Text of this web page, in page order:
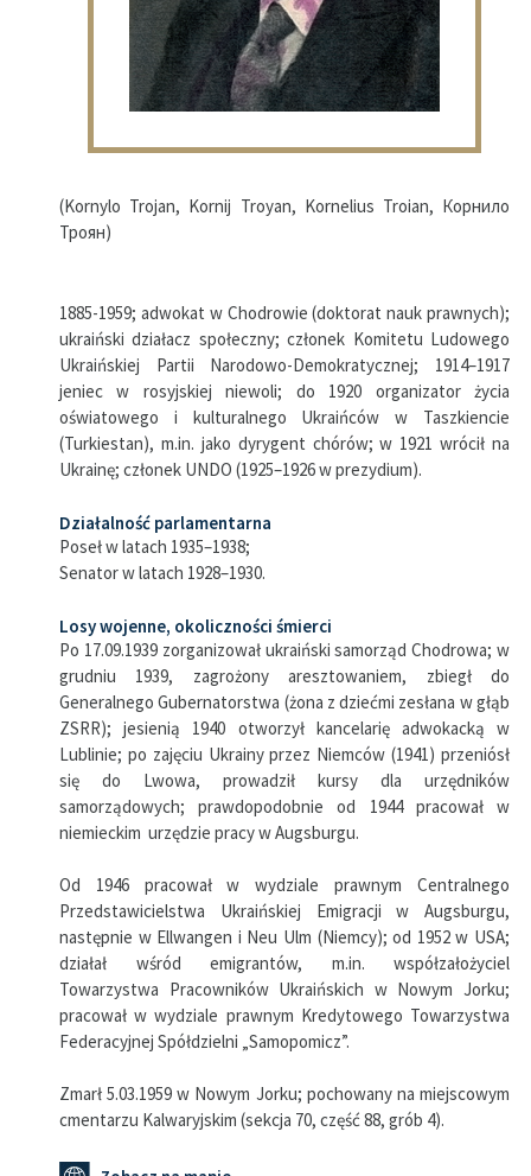
(Kornylo Trojan, Kornij Troyan, Kornelius Troian, Корнило
Троян)
1885-1959; adwokat w Chodrowie (doktorat nauk prawnych);
ukraiński działacz społeczny; członek Komitetu Ludowego
Ukraińskiej Partii Narodowo-Demokratycznej; 1914–1917
jeniec w rosyjskiej niewoli; do 1920 organizator życia
oświatowego i kulturalnego Ukraińców w Taszkiencie
(Turkiestan), m.in. jako dyrygent chórów; w 1921 wrócił na
Ukrainę; członek UNDO (1925–1926 w prezydium).
Działalność parlamentarna
Poseł w latach 1935–1938;
Senator w latach 1928–1930.
Losy wojenne, okoliczności śmierci
Po 17.09.1939 zorganizował ukraiński samorząd Chodrowa; w
grudniu 1939, zagrożony aresztowaniem, zbiegł do
Generalnego Gubernatorstwa (żona z dziećmi zesłana w głąb
ZSRR); jesienią 1940 otworzył kancelarię adwokacką w
Lublinie; po zajęciu Ukrainy przez Niemców (1941) przeniósł
się do Lwowa, prowadził kursy dla urzędników
samorządowych; prawdopodobnie od 1944 pracował w
niemieckim urzędzie pracy w Augsburgu.
Od 1946 pracował w wydziale prawnym Centralnego
Przedstawicielstwa Ukraińskiej Emigracji w Augsburgu,
następnie w Ellwangen i Neu Ulm (Niemcy); od 1952 w USA;
działał wśród emigrantów, m.in. współzałożyciel
Towarzystwa Pracowników Ukraińskich w Nowym Jorku;
pracował w wydziale prawnym Kredytowego Towarzystwa
Federacyjnej Spółdzielni „Samopomicz”.
Zmarł 5.03.1959 w Nowym Jorku; pochowany na miejscowym
cmentarzu Kalwaryjskim (sekcja 70, część 88, grób 4).